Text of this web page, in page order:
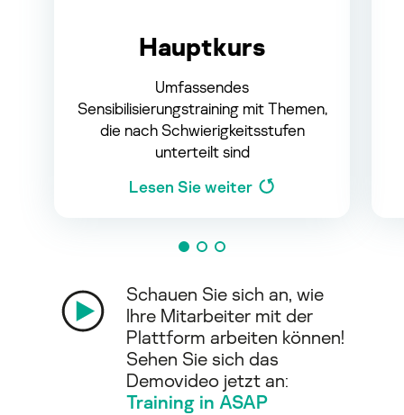
Hauptkurs
Umfassendes
Sensibilisierungstraining mit Themen,
die nach Schwierigkeitsstufen
unterteilt sind
Lesen Sie weiter
Schauen Sie sich an, wie
Ihre Mitarbeiter mit der
Plattform arbeiten können!
Sehen Sie sich das
Demovideo jetzt an:
Training in ASAP